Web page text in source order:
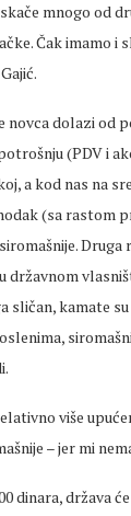
mnogo od
Čak imamo
dolazi od
(PDV i
a kod nas na
(sa rastom
državnom
kamate
više
– jer mi
dinara, država